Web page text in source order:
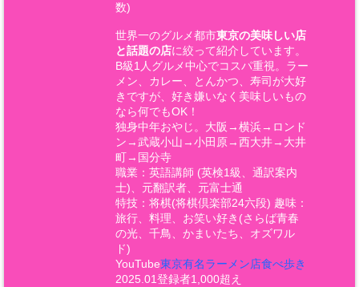
数)
世界一のグルメ都市東京の美味しい店
と話題の店に絞って紹介しています。
B級1人グルメ中心でコスパ重視。ラー
メン、カレー、とんかつ、寿司が大好
きですが、好き嫌いなく美味しいもの
なら何でもOK！
独身中年おやじ。大阪→横浜→ロンド
ン→武蔵小山→小田原→西大井→大井
町→国分寺
職業：英語講師 (英検1級、通訳案内
士)、元翻訳者、元富士通
特技：将棋(将棋倶楽部24六段) 趣味：
旅行、料理、お笑い好き(さらば青春
の光、千鳥、かまいたち、オズワル
ド)
YouTube東京有名ラーメン店食べ歩き
2025.01登録者1,000超え